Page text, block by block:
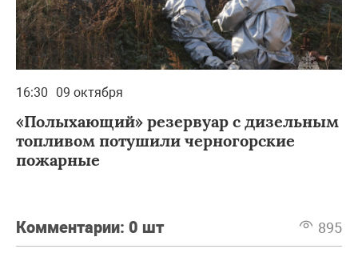
16:30 09 октября
«Полыхающий» резервуар с дизельным
топливом потушили черногорские
пожарные
Комментарии: 0 шт 895